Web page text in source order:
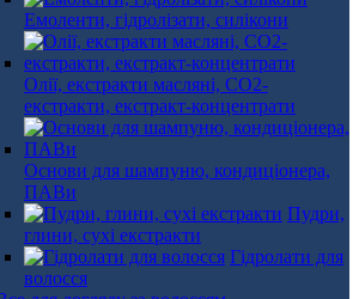
Емоленти, гідролізати, силікони
Олії, екстракти масляні, СО2-
екстракти, екстракт-концентрати
Основи для шампуню, кондиціонера,
ПАВи
Пудри,
глини, сухі екстракти
Гідролати для
волосся